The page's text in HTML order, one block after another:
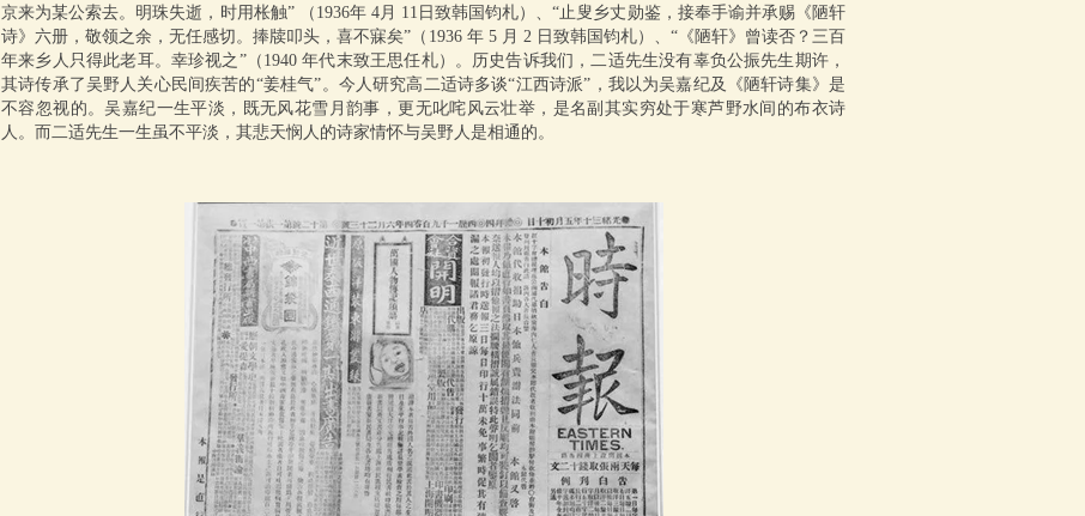
京来为某公索去。明珠失逝，时用枨触” （1936年 4月 11日致韩国钧札）、“止叟乡丈勋鉴，接奉手谕并承赐《陋轩
诗》六册，敬领之余，无任感切。捧牍叩头，喜不寐矣”（1936 年 5 月 2 日致韩国钧札）、“《陋轩》曾读否？三百
年来乡人只得此老耳。幸珍视之”（1940 年代末致王思任札）。历史告诉我们，二适先生没有辜负公振先生期许，
其诗传承了吴野人关心民间疾苦的“姜桂气”。今人研究高二适诗多谈“江西诗派”，我以为吴嘉纪及《陋轩诗集》是
不容忽视的。吴嘉纪一生平淡，既无风花雪月韵事，更无叱咤风云壮举，是名副其实穷处于寒芦野水间的布衣诗
人。而二适先生一生虽不平淡，其悲天悯人的诗家情怀与吴野人是相通的。